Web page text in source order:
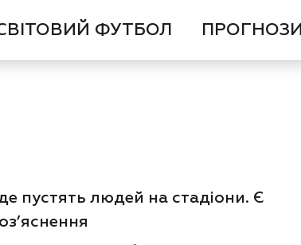
ФУТБОЛ ПРОГНОЗИ
пустять людей на стадіони. Є